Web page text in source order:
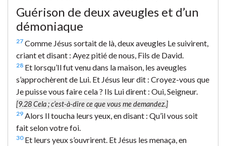
Guérison de deux aveugles et d’un
démoniaque
27 Comme Jésus sortait de là, deux aveugles Le suivirent,
criant et disant : Ayez pitié de nous, Fils de David.
28 Et lorsqu’Il fut venu dans la maison, les aveugles
s’approchèrent de Lui. Et Jésus leur dit : Croyez-vous que
Je puisse vous faire cela ? Ils Lui dirent : Oui, Seigneur.
[9.28Cela; c’est-à-dire ce que vous me demandez.]
29 Alors Il toucha leurs yeux, en disant : Qu’il vous soit
fait selon votre foi.
30Et leurs yeux s’ouvrirent. Et Jésus les menaça, en